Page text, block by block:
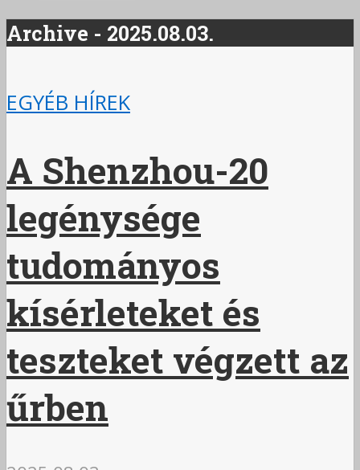
Archive - 2025.08.03.
EGYÉB HÍREK
A Shenzhou-20
legénysége
tudományos
kísérleteket és
teszteket végzett az
űrben